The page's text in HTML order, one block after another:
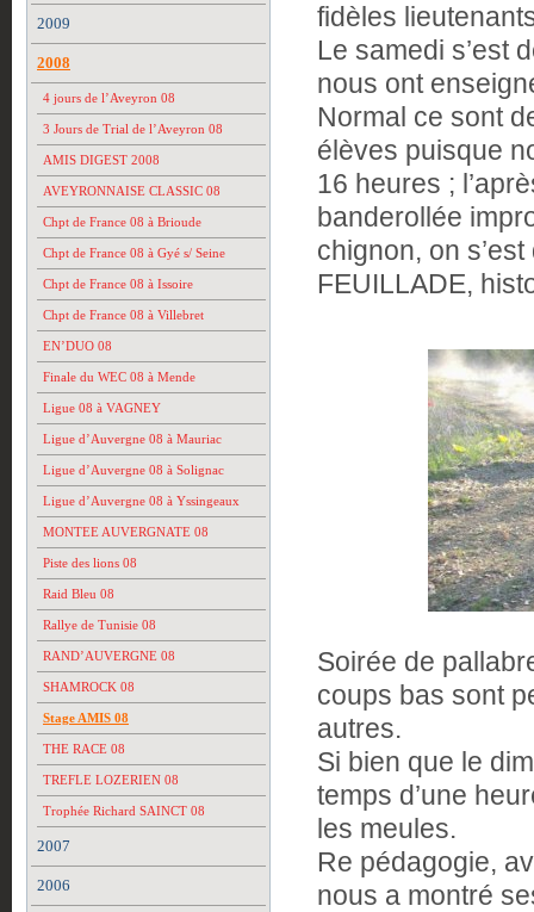
2009
2008
4 jours de l’Aveyron 08
3 Jours de Trial de l’Aveyron 08
AMIS DIGEST 2008
AVEYRONNAISE CLASSIC 08
Chpt de France 08 à Brioude
Chpt de France 08 à Gyé s/ Seine
Chpt de France 08 à Issoire
Chpt de France 08 à Villebret
EN’DUO 08
Finale du WEC 08 à Mende
Ligue 08 à VAGNEY
Ligue d’Auvergne 08 à Mauriac
Ligue d’Auvergne 08 à Solignac
Ligue d’Auvergne 08 à Yssingeaux
MONTEE AUVERGNATE 08
Piste des lions 08
Raid Bleu 08
Rallye de Tunisie 08
RAND’AUVERGNE 08
SHAMROCK 08
Stage AMIS 08
THE RACE 08
TREFLE LOZERIEN 08
Trophée Richard SAINCT 08
2007
2006
fidèles
Le samedi s’est
nous ont
Normal ce sont
élèves puisque
16 heures ;
banderollée
chignon, on
FEUILLADE,
Soirée de
coups bas sont
autres.
Si bien que le
temps d’une
les meules.
Re pédagogie,
nous a montré